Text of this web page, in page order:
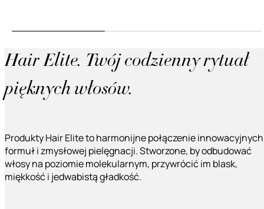
Hair Elite. Twój codzienny rytuał
pięknych włosów.
Produkty Hair Elite to harmonijne połączenie innowacyjnych
formuł i zmysłowej pielęgnacji. Stworzone, by odbudować
włosy na poziomie molekularnym, przywrócić im blask,
miękkość i jedwabistą gładkość.